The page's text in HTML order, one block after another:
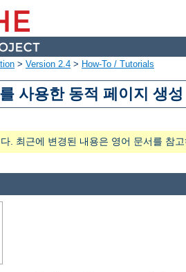
> Version 2.4 > How-To / Tutorials
사용한 동적 페이지 생성
. 최근에 변경된 내용은 영어 문서를 참